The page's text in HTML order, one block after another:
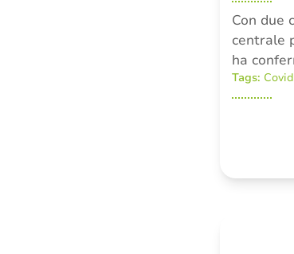
Con due
centrale
ha
Tags: